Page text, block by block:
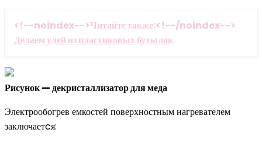
<!--noindex-->Читайте также:<!--/noindex-->
Делаем улей из пластиковых бутылок
Рисунок — декристаллизатор для меда
Электрообогрев емкостей поверхностным нагревателем
заключаетcя: